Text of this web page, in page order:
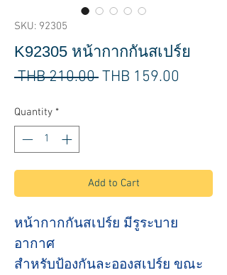
SKU: 92305
K92305 หน้ากากกันสเปร์ย
THB 210.00 Regular
THB 159.00
Quantity *
Add to Cart
หน้ากากกันสเปร์ย มีรูระบาย
อากาศ
สำหรับป้องกันละอองสเปร์ย ขณะ